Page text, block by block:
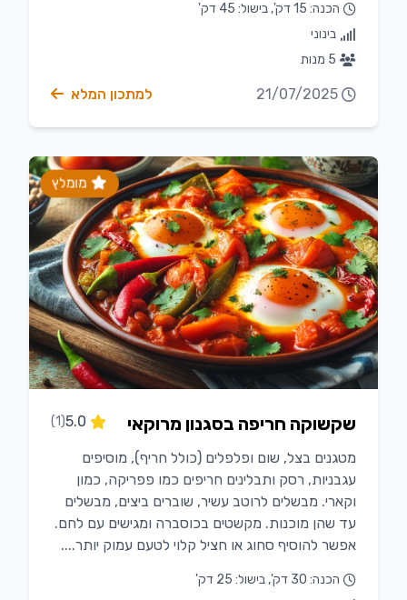
הכנה: 15 דק', בישול: 45 דק'
בינוני
5 מנות
21/07/2025 למתכון המלא
מומלץ
שקשוקה חריפה בסגנון מרוקאי 5.0
(1)
מטגנים בצל, שום ופלפלים (כולל חריף), מוסיפים
עגבניות, רסק ותבלינים חריפים כמו פפריקה, כמון
וקארי. מבשלים לרוטב עשיר, שוברים ביצים, מבשלים
עד שהן מוכנות. מקשטים בכוסברה ומגישים עם לחם.
אפשר להוסיף סחוג או חציל קלוי לטעם עמוק יותר....
הכנה: 30 דק', בישול: 25 דק'